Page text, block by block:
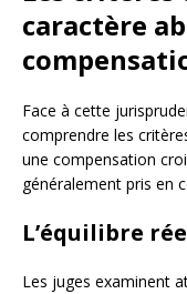
caractère
Face à cette
comprendre les
une compensation
généralement pris en
L’équilibre
Les juges examinent